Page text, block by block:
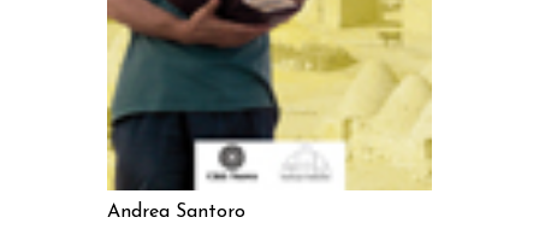
Andrea Santoro